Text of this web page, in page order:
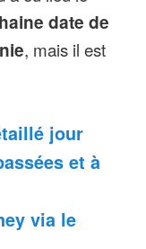
date de
, mais il est
jour
et à
via le